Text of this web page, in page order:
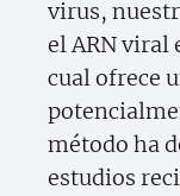
virus,
el ARN viral
cual ofrece
método ha
estudios